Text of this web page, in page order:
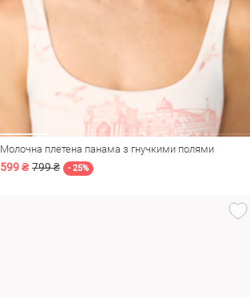
Молочна плетена панама з гнучкими полями
599 ₴ 799 ₴ - 25%